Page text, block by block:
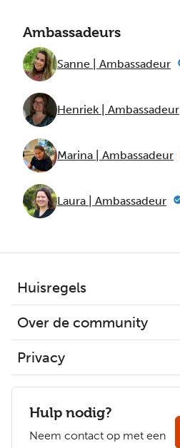
Ambassadeurs
Sanne | Ambassadeur
Henriek | Ambassadeur
Marina | Ambassadeur
Laura | Ambassadeur
Huisregels
Over de community
Privacy
Hulp nodig?
Neem contact op met een